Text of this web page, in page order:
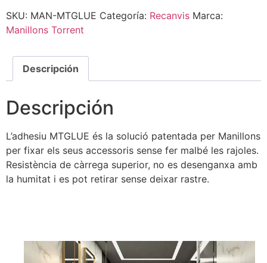
SKU: MAN-MTGLUE Categoría: Recanvis Marca:
Manillons Torrent
Descripción
Descripción
L’adhesiu MTGLUE és la solució patentada per Manillons
per fixar els seus accessoris sense fer malbé les rajoles.
Resistència de càrrega superior, no es desenganxa amb
la humitat i es pot retirar sense deixar rastre.